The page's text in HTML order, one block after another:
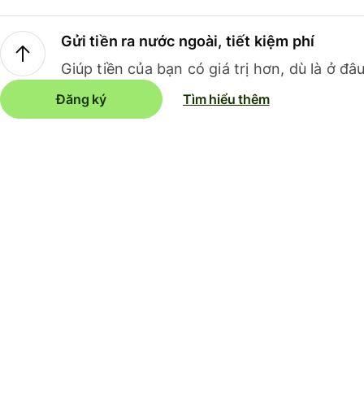
Gửi tiền ra nước ngoài, tiết kiệm phí
Giúp tiền của bạn có giá trị hơn, dù là ở
Đăng ký Tìm hiểu thêm